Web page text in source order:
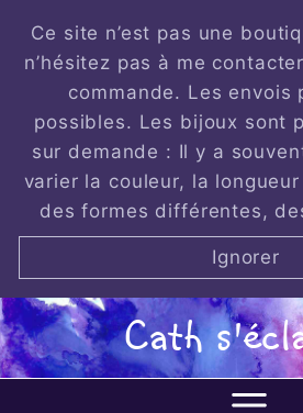
content
Ce site n’est pas une
n’hésitez pas à me
commande. Les envois
possibles. Les bijoux sont
sur demande : Il y a
varier la couleur, la
des formes différentes,
Ignorer
Cath